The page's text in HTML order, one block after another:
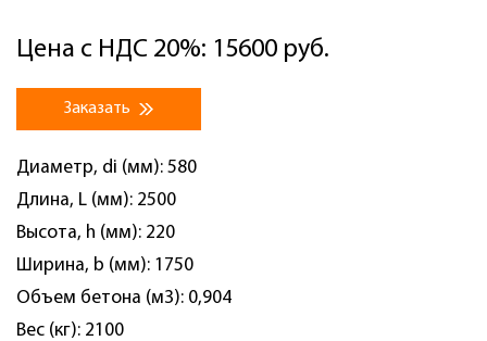
Цена с НДС 20%: 15600 руб.
Заказать
Диаметр, di (мм): 580
Длина, L (мм): 2500
Высота, h (мм): 220
Ширина, b (мм): 1750
Объем бетона (м3): 0,904
Вес (кг): 2100